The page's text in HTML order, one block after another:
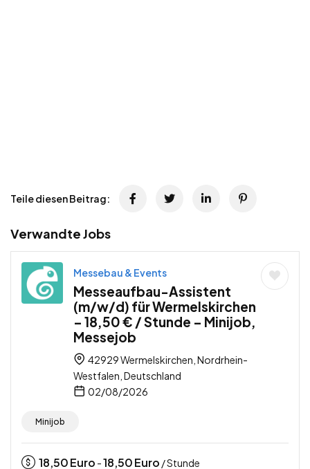
Teile diesen Beitrag:
Verwandte Jobs
Messebau & Events
Messeaufbau-Assistent
(m/w/d) für Wermelskirchen
– 18,50 € / Stunde – Minijob,
Messejob
42929 Wermelskirchen, Nordrhein-
Westfalen, Deutschland
02/08/2026
Minijob
18,50Euro -18,50Euro / Stunde